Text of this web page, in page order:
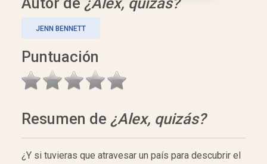
JENN BENNETT
Puntuación
Resumen de ¿Alex, quizás?
¿Y si tuvieras que atravesar un país para descubrir el